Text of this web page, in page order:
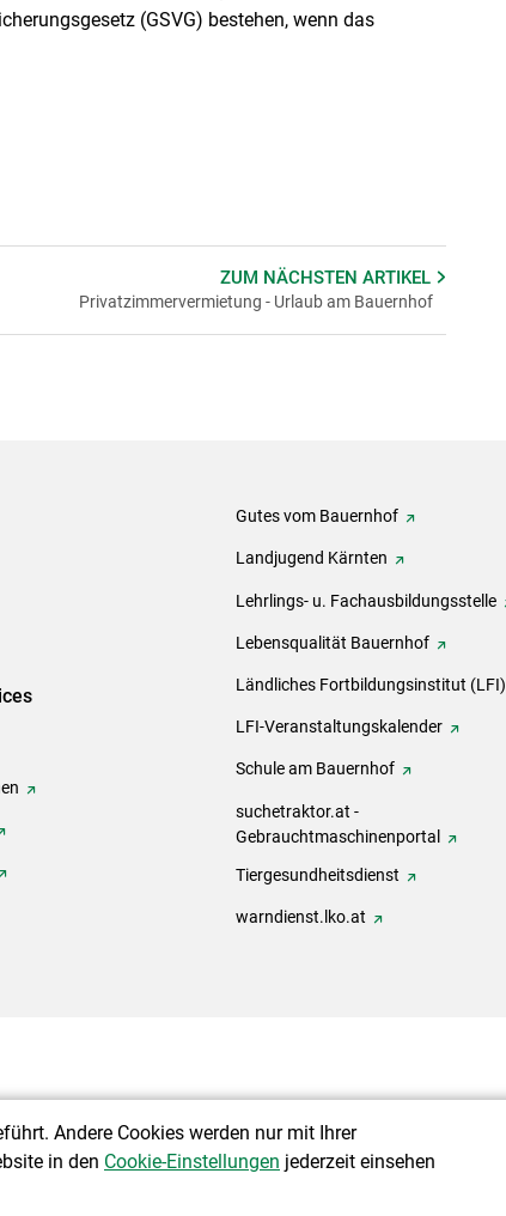
(GSVG) bestehen, wenn das
ZUM NÄCHSTENARTIKEL
Privatzimmervermietung - Urlaub am Bauernhof
Gutes vom Bauernhof
Landjugend Kärnten
Lehrlings- u. Fachausbildungsstelle
Lebensqualität Bauernhof
Ländliches Fortbildungsinstitut (LFI)
LFI-Veranstaltungskalender
Schule am Bauernhof
suchetraktor.at -
Gebrauchtmaschinenportal
Tiergesundheitsdienst
warndienst.lko.at
Andere Cookies werden nur mit Ihrer
in den Cookie-Einstellungen jederzeit einsehen